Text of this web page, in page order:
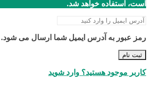
است، استفاده خواهد شد.
رمز عبور به آدرس ایمیل شما ارسال می شود.
ثبت نام
کاربر موجود هستید؟ وارد شوید